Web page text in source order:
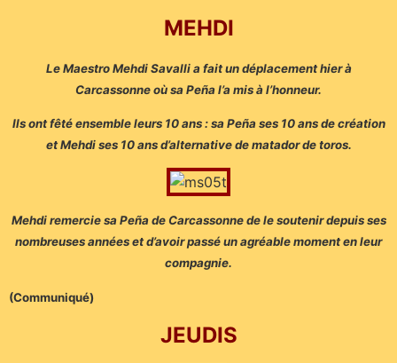
MEHDI
Le Maestro Mehdi Savalli a fait un déplacement hier à
Carcassonne où sa Peña l’a mis à l’honneur.
Ils ont fêté ensemble leurs 10 ans : sa Peña ses 10 ans de création
et Mehdi ses 10 ans d’alternative de matador de toros.
Mehdi remercie sa Peña de Carcassonne de le soutenir depuis ses
nombreuses années et d’avoir passé un agréable moment en leur
compagnie.
(Communiqué)
JEUDIS